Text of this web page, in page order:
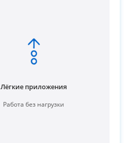
Лёгкие приложения
Работа без нагрузки